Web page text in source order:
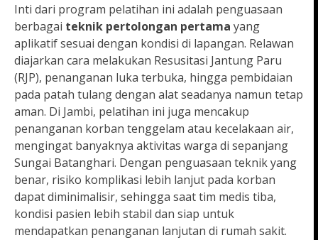
Inti dari program pelatihan ini adalah penguasaan
berbagai teknik pertolongan pertama yang
aplikatif sesuai dengan kondisi di lapangan. Relawan
diajarkan cara melakukan Resusitasi Jantung Paru
(RJP), penanganan luka terbuka, hingga pembidaian
pada patah tulang dengan alat seadanya namun tetap
aman. Di Jambi, pelatihan ini juga mencakup
penanganan korban tenggelam atau kecelakaan air,
mengingat banyaknya aktivitas warga di sepanjang
Sungai Batanghari. Dengan penguasaan teknik yang
benar, risiko komplikasi lebih lanjut pada korban
dapat diminimalisir, sehingga saat tim medis tiba,
kondisi pasien lebih stabil dan siap untuk
mendapatkan penanganan lanjutan di rumah sakit.